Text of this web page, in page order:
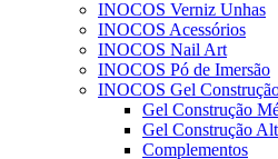
INOCOS Verniz Unhas
INOCOS Acessórios
INOCOS Nail Art
INOCOS Pó de Imersão
INOCOS Gel
Gel Construção
Gel Construção
Complementos